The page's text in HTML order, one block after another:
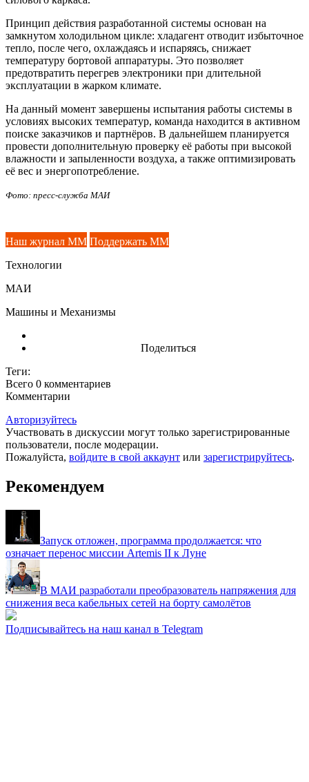
Принцип действия разработанной системы основан на
замкнутом холодильном цикле: хладагент отводит избыточное
тепло, после чего, охлаждаясь и испаряясь, снижает
температуру бортовой аппаратуры. Это позволяет
предотвратить перегрев электроники при длительной
эксплуатации в жарком климате.
На данный момент завершены испытания работы системы в
условиях высоких температур, команда находится в активном
поиске заказчиков и партнёров. В дальнейшем планируется
провести дополнительную проверку её работы при высокой
влажности и запыленности воздуха, а также оптимизировать
её вес и энергопотребление.
Фото: пресс-служба МАИ
Наш журнал ММ Поддержать ММ
Технологии
МАИ
Машины и Механизмы
Поделиться
Теги:
Всего 0 комментариев
Комментарии
Авторизуйтесь
Участвовать в дискуссии могут только зарегистрированные
пользователи, после модерации.
Пожалуйста, войдите в свой аккаунт или зарегистрируйтесь.
Рекомендуем
Запуск отложен, программа продолжается: что
означает перенос миссии Artemis II к Луне
В МАИ разработали преобразователь напряжения для
снижения веса кабельных сетей на борту самолётов
Подписывайтесь на наш канал в Telegram